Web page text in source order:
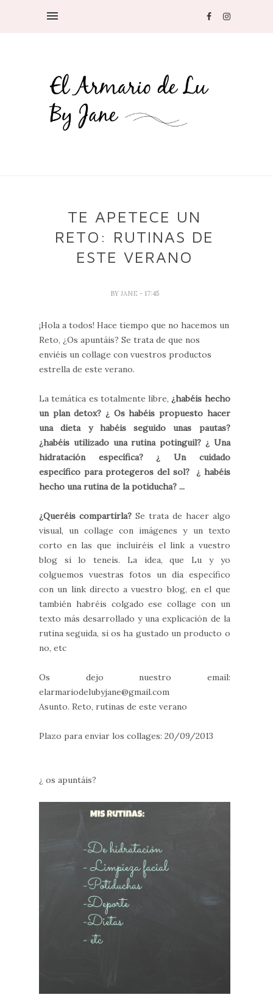
TE APETECE UN
RETO: RUTINAS DE
ESTE VERANO
BY JANE - 17:45
¡Hola a todos! Hace tiempo que no hacemos un
Reto, ¿Os apuntáis? Se trata de que nos
enviéis un collage con vuestros productos
estrella de este verano.
La temática es totalmente libre, ¿habéis hecho
un plan detox? ¿ Os habéis propuesto hacer
una dieta y habéis seguido unas pautas?
¿habéis utilizado una rutina potinguil? ¿ Una
hidratación específica? ¿ Un cuidado
específico para protegeros del sol? ¿ habéis
hecho una rutina de la potiducha? ...
¿Queréis compartirla? Se trata de hacer algo
visual, un collage con imágenes y un texto
corto en las que incluiréis el link a vuestro
blog si lo teneís. La idea, que Lu y yo
colguemos vuestras fotos un día específico
con un link directo a vuestro blog, en el que
también habréis colgado ese collage con un
texto más desarrollado y una explicación de la
rutina seguida, si os ha gustado un producto o
no, etc
Os dejo nuestro email:
elarmariodelubyjane@gmail.com
Asunto. Reto, rutinas de este verano
Plazo para enviar los collages: 20/09/2013
¿ os apuntáis?